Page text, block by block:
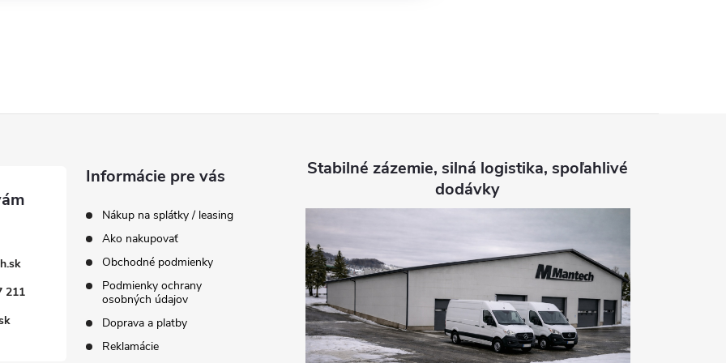
211
Informácie pre vás
Nákup na splátky / leasing
Ako nakupovať
Obchodné podmienky
Podmienky ochrany
osobných údajov
Doprava a platby
Reklamácie
Stabilné zázemie, silná logistika, spoľahlivé
dodávky